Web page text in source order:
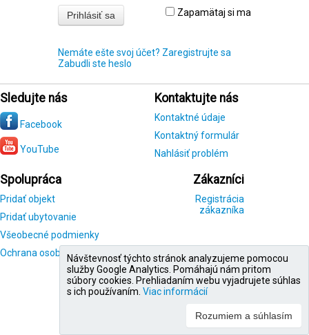
Zapamätaj si ma
Nemáte ešte svoj účet? Zaregistrujte sa
Zabudli ste heslo
Sledujte nás
Facebook
YouTube
Kontaktujte nás
Kontaktné údaje
Kontaktný formulár
Nahlásiť problém
Spolupráca
Pridať objekt
Pridať ubytovanie
Všeobecné podmienky
Ochrana osobných údajov
Zákazníci
Registrácia
zákazníka
Návštevnosť týchto stránok analyzujeme pomocou
služby Google Analytics. Pomáhajú nám pritom
súbory cookies. Prehliadaním webu vyjadrujete súhlas
s ich používaním. Viac informácií